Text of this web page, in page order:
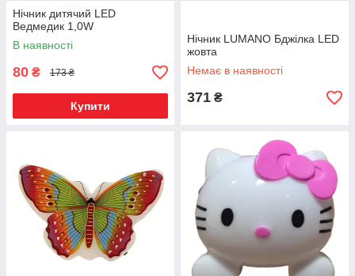
Нічник дитячий LED
Ведмедик 1,0W
В наявності
80 ₴ 173 ₴
Купити
Нічник LUMANO Бджілка LED
жовта
Немає в наявності
371 ₴